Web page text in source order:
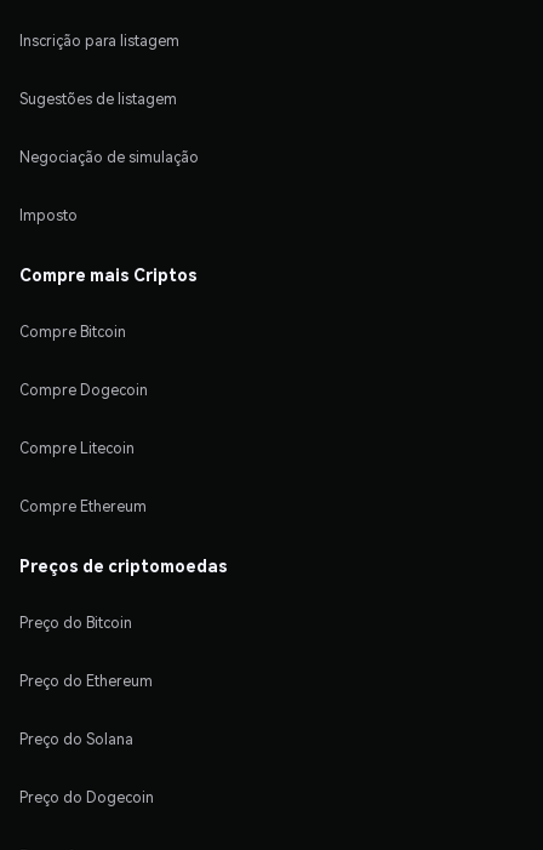
Inscrição para listagem
Sugestões de listagem
Negociação de simulação
Imposto
Compre mais Criptos
Compre Bitcoin
Compre Dogecoin
Compre Litecoin
Compre Ethereum
Preços de criptomoedas
Preço do Bitcoin
Preço do Ethereum
Preço do Solana
Preço do Dogecoin